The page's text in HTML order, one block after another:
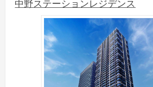
中野ステーションレジデンス